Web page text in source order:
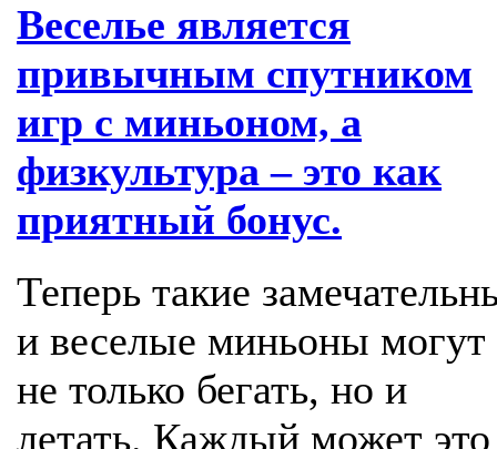
Веселье является
привычным спутником
игр с миньоном, а
физкультура – это как
приятный бонус.
Теперь такие
и веселые миньоны могут
не только бегать, но и
летать. Каждый может это